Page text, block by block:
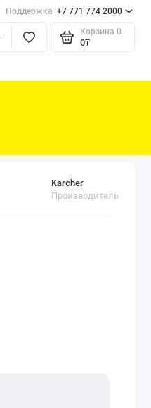
Поддержка +7 771 774 2000
Корзина 0
0₸
Karcher
Производитель